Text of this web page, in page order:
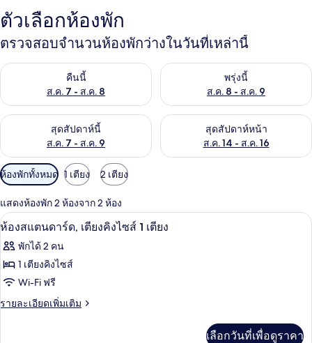
ตัวเลือกห้องพัก
ตรวจสอบจำนวนห้องพักว่างในวันที่เหล่านี้
คืนนี้
ส.ค. 7 - ส.ค. 8
ตรวจสอบจำนวนห้องพักว่างในคืนนี้ ส.ค. 7 - ส.ค. 8พรุ่งนี้
ส.ค. 8 - ส.ค. 9
ตรวจสอบจำนวนห้องพักว่างใน
สุดสัปดาห์นี้
ส.ค. 7 - ส.ค. 9
ตรวจสอบจำนวนห้องพักว่างในสุดสัปดาห์นี้ ส.ค. 7 - ส.ค. 9
สุดสัปดาห์หน้า
ส.ค. 14 - ส.ค. 16
ตรวจสอบจำนวนห้องพักว่างใน
ตัว
กรอง
ที่
มี
ให้
สำหรับ
ห้อง
ห้องพักทั้งหมด 1 เตียง 2 เตียง
แสดงห้องพัก 2 ห้องจาก 2 ห้อง
เปิด
ภาพถ่าย
ทั้งหมด
ของ
ห้อง
ห้องสแตนดาร์ด, เตียงคิงไซส์ 1 เตียง |
1
ห้องสแตนดาร์ด, เตียงคิงไซส์ 1 เตียง
พักได้ 2 คน
1 เตียงคิงไซส์
Wi-Fi ฟรี
รายละเอียดเพิ่มเติม
ราย
เลือกวันที่เพื่อดูราคา